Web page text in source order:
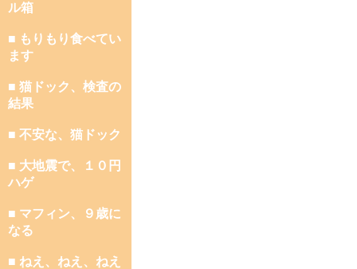
ル箱
■ もりもり食べてい
ます
■ 猫ドック、検査の
結果
■ 不安な、猫ドック
■ 大地震で、１０円
ハゲ
■ マフィン、９歳に
なる
■ ねえ、ねえ、ねえ